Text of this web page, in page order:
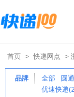
首页 > 快递网点 >
品牌 全部 圆
优速快递